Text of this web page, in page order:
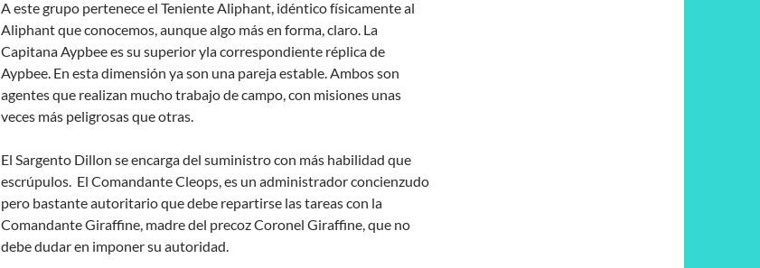
A este grupo pertenece el Teniente Aliphant, idéntico físicamente al
Aliphant que conocemos, aunque algo más en forma, claro. La
Capitana Aypbee es su superior yla correspondiente réplica de
Aypbee. En esta dimensión ya son una pareja estable. Ambos son
agentes que realizan mucho trabajo de campo, con misiones unas
veces más peligrosas que otras.
El Sargento Dillon se encarga del suministro con más habilidad que
escrúpulos. El Comandante Cleops, es un administrador concienzudo
pero bastante autoritario que debe repartirse las tareas con la
Comandante Giraffine, madre del precoz Coronel Giraffine, que no
debe dudar en imponer su autoridad.